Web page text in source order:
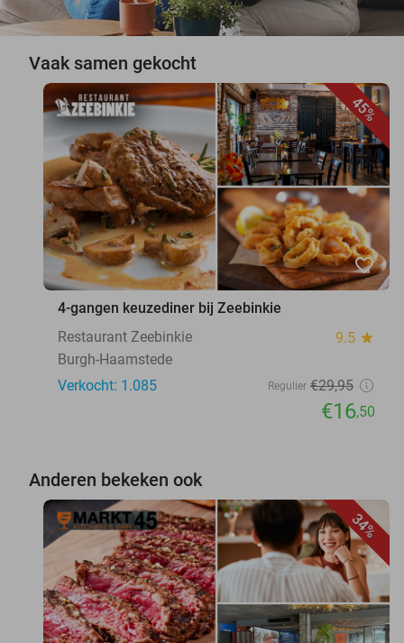
Vaak samen gekocht
45%
favorite_border
4-gangen keuzediner bij Zeebinkie
Restaurant Zeebinkie
9.5 star
Burgh-Haamstede
Verkocht: 1.085
Regulier €29,95
€16,50
Anderen bekeken ook
34%